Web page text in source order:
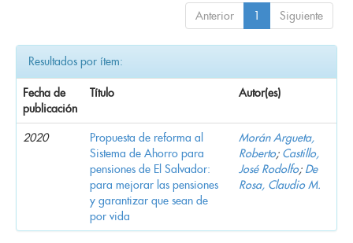
Anterior 1 Siguiente
Resultados por ítem:
Fecha de
publicación
Título Autor(es)
2020
Propuesta de reforma al
Sistema de Ahorro para
pensiones de El Salvador:
para mejorar las pensiones
y garantizar que sean de
por vida
Morán Argueta,
Roberto; Castillo,
José Rodolfo; De
Rosa, Claudio M.